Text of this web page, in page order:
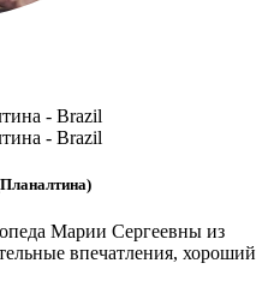
- Brazil
- Brazil
Марии Сергеевны из
впечатления, хороший